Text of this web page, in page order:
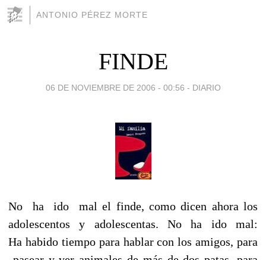
ANTONIO PÉREZ MORTE
FINDE
06 DE NOVIEMBRE DE 2006 - 00:56 - DIARIO
No ha ido mal el finde, como dicen ahora los
adolescentos y adolescentas. No ha ido mal:
Ha habido tiempo para hablar con los amigos, para